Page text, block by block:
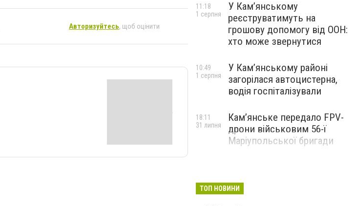
Авторизуйтесь, щоб оцінити
У Кам’янському
реєструватимуть на
грошову допомогу від ООН:
хто може звернутися
11:18
1 серпня
У Кам’янському районі
загорілася автоцистерна,
водія госпіталізували
10:49
1 серпня
Кам’янське передало FPV-
дрони військовим 56-ї
Маріупольської бригади
18:11
31 липня
ТОП НОВИНИ